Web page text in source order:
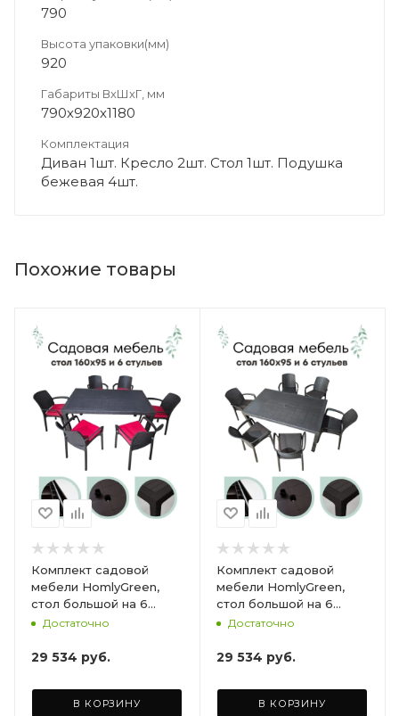
790
Высота упаковки(мм)
920
Габариты ВхШхГ, мм
790х920х1180
Комплектация
Диван 1шт. Кресло 2шт. Стол 1шт. Подушка
бежевая 4шт.
Похожие товары
Комплект садовой
мебели HomlyGreen,
стол большой на 6
персон 153х79х70, 6
бордовыми подушками
Достаточно
29 534 руб.
В КОРЗИНУ
Комплект садовой
мебели HomlyGreen,
стол большой на 6
персон 153х79х70, 6
коричневыми
Достаточно
29 534 руб.
В КОРЗИНУ